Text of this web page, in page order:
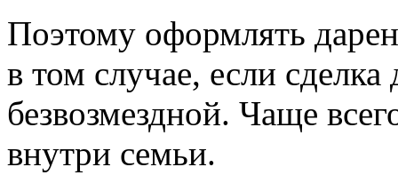
Поэтому оформлять
в том случае, если сделка
безвозмездной. Чаще
внутри семьи.